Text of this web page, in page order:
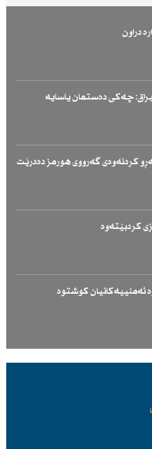
چەكی دەستمان یاسایە
كردنەوەی گەرووی هورمز دەدرێت
كردبێتەوە
ئەمنییەكانیان كوشتوە